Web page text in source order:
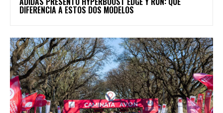
DIFERENCIA A ESTOS DOS MODELOS